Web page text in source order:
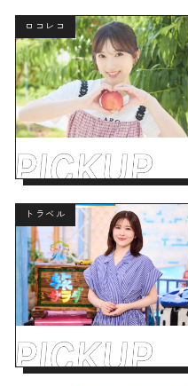
ロコレコ
トラベル